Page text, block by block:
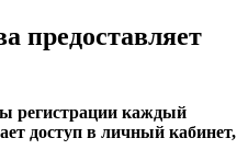
предоставляет
регистрации каждый
доступ в личный кабинет,